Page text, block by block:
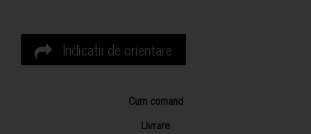
Indicatii de orientare
Cum comand
Livrare